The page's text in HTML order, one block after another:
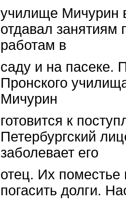
училище Мичурин
отдавал занятиям
работам в
саду и на пасеке.
Пронского
Мичурин
готовится к
Петербургский
заболевает его
отец. Их поместье
погасить долги.